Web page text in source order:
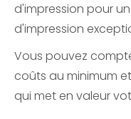
d'impression pour
d'impression
Vous pouvez
coûts au minimum
qui met en valeur